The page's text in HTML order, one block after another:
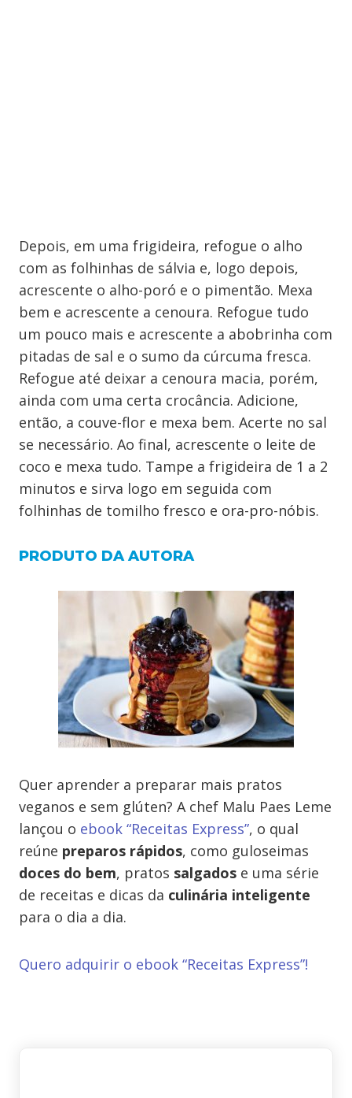
Depois, em uma frigideira, refogue o alho
com as folhinhas de sálvia e, logo depois,
acrescente o alho-poró e o pimentão. Mexa
bem e acrescente a cenoura. Refogue tudo
um pouco mais e acrescente a abobrinha com
pitadas de sal e o sumo da cúrcuma fresca.
Refogue até deixar a cenoura macia, porém,
ainda com uma certa crocância. Adicione,
então, a couve-flor e mexa bem. Acerte no sal
se necessário. Ao final, acrescente o leite de
coco e mexa tudo. Tampe a frigideira de 1 a 2
minutos e sirva logo em seguida com
folhinhas de tomilho fresco e ora-pro-nóbis.
PRODUTO DA AUTORA
Quer aprender a preparar mais pratos
veganos e sem glúten? A chef Malu Paes Leme
lançou o ebook “Receitas Express”, o qual
reúne preparos rápidos, como guloseimas
doces do bem, pratos salgados e uma série
de receitas e dicas da culinária inteligente
para o dia a dia.
Quero adquirir o ebook “Receitas Express”!